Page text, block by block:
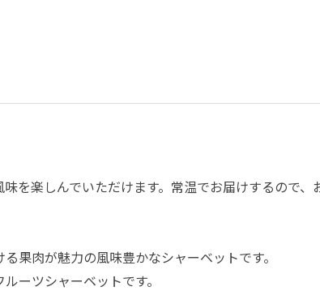
を楽しんでいただけます。常温でお届けするので、
果肉が魅力の風味豊かなシャーベットです。
ーツシャーベットです。